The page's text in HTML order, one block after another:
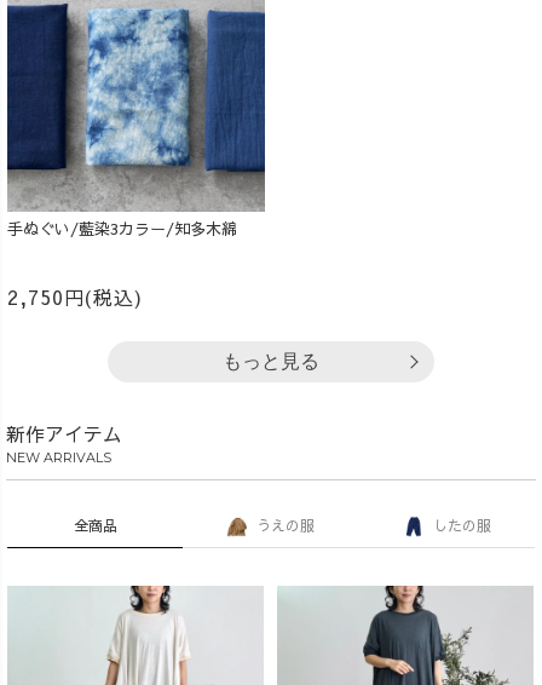
手ぬぐい/藍染3カラー/知多木綿
2,750円(税込)
もっと見る
新作アイテム
NEW ARRIVALS
全商品 うえの服 したの服